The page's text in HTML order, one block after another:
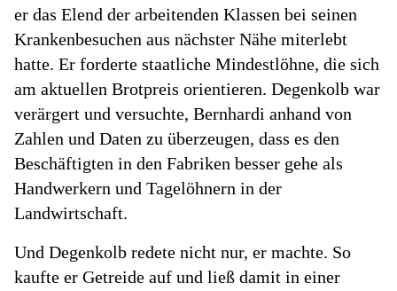
er das Elend der arbeitenden Klassen bei seinen
Krankenbesuchen aus nächster Nähe miterlebt
hatte. Er forderte staatliche Mindestlöhne, die sich
am aktuellen Brotpreis orientieren. Degenkolb war
verärgert und versuchte, Bernhardi anhand von
Zahlen und Daten zu überzeugen, dass es den
Beschäftigten in den Fabriken besser gehe als
Handwerkern und Tagelöhnern in der
Landwirtschaft.
Und Degenkolb redete nicht nur, er machte. So
kaufte er Getreide auf und ließ damit in einer